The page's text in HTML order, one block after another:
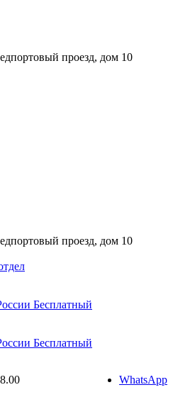
проезд, дом 10
проезд, дом 10
Бесплатный
Бесплатный
WhatsApp